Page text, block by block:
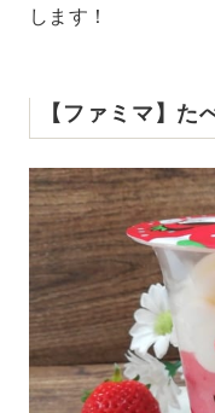
します！
【ファミマ】た